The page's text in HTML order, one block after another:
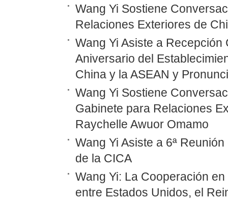
Wang Yi Sostiene
Relaciones Exteriores de
Wang Yi Asiste a Recepción
Aniversario del
China y la ASEAN y
Wang Yi Sostiene
Gabinete para Relaciones
Raychelle Awuor Omamo
Wang Yi Asiste a 6ª
de la CICA
Wang Yi: La Cooperación
entre Estados Unidos, el